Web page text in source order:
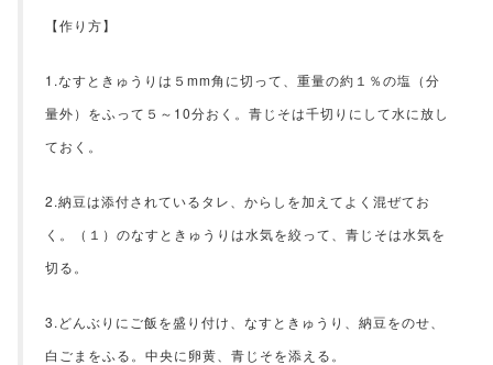
【作り方】
1.なすときゅうりは５mm角に切って、重量の約１％の塩（分
量外）をふって５～10分おく。青じそは千切りにして水に放し
ておく。
2.納豆は添付されているタレ、からしを加えてよく混ぜてお
く。（１）のなすときゅうりは水気を絞って、青じそは水気を
切る。
3.どんぶりにご飯を盛り付け、なすときゅうり、納豆をのせ、
白ごまをふる。中央に卵黄、青じそを添える。